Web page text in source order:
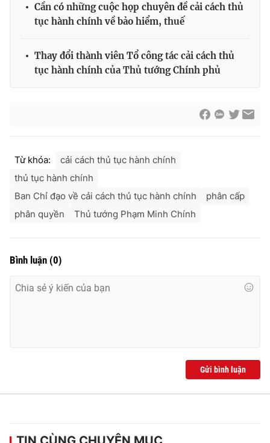
Cần có những cuộc họp chuyên đề cải cách thủ
tục hành chính về bảo hiểm, thuế
Thay đổi thành viên Tổ công tác cải cách thủ
tục hành chính của Thủ tướng Chính phủ
Từ khóa:
cải cách thủ tục hành chính
thủ tục hành chính
Ban Chỉ đạo về cải cách thủ tục hành chính
phân cấp
phân quyền
Thủ tướng Phạm Minh Chính
Bình luận (0)
Gửi bình luận